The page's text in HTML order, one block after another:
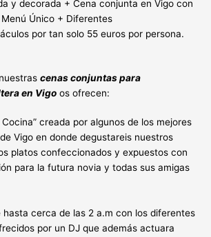
y decorada + Cena conjunta en Vigo con
Menú Único + Diferentes
por tan solo 55 euros por persona.
cenas conjuntas para
en Vigo os ofrecen:
creada por algunos de los mejores
Vigo en donde degustareis nuestros
platos confeccionados y expuestos con
para la futura novia y todas sus amigas
hasta cerca de las 2 a.m con los diferentes
por un DJ que además actuara